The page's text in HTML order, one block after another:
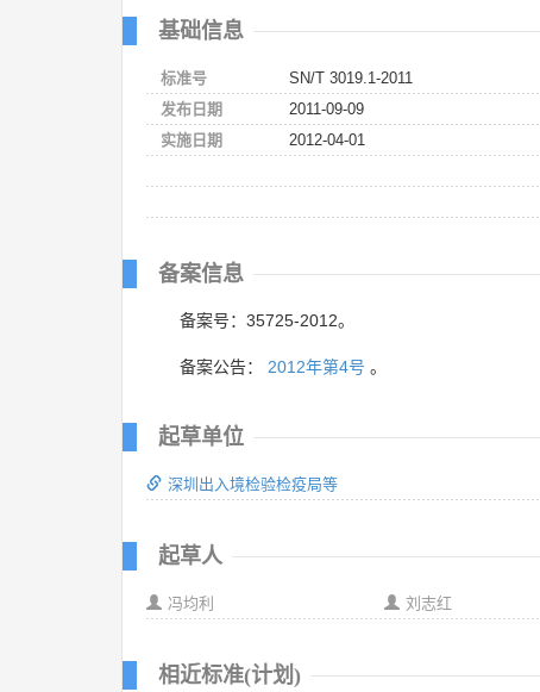
基础信息
标准号
SN/T 3019.1-2011
发布日期
2011-09-09
实施日期
2012-04-01
备案信息
备案号：35725-2012。
备案公告： 2012年第4号 。
起草单位
深圳出入境检验检疫局等
起草人
冯均利 刘志红
相近标准(计划)